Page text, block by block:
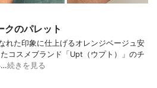
クのパレット
れた印象に仕上げるオレンジベージュ安
コスメブランド「Upt（ウプト）」のチ
…続きを見る